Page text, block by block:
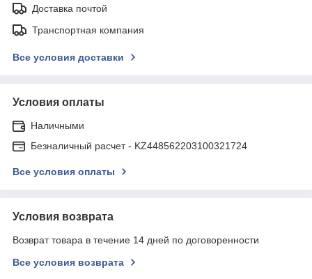
Доставка почтой
Транспортная компания
Все условия доставки
Условия оплаты
Наличными
Безналичный расчет - KZ448562203100321724
Все условия оплаты
Условия возврата
Возврат товара в течение 14 дней по договоренности
Все условия возврата